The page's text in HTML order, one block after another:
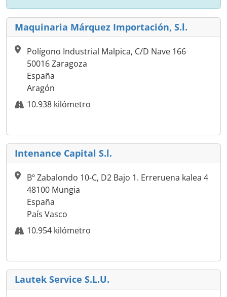
Maquinaria Márquez Importación, S.l.
Polígono Industrial Malpica, C/D Nave 166
50016 Zaragoza
España
Aragón
10.938 kilómetro
Intenance Capital S.l.
Bº Zabalondo 10-C, D2 Bajo 1. Erreruena kalea 4
48100 Mungia
España
País Vasco
10.954 kilómetro
Lautek Service S.L.U.